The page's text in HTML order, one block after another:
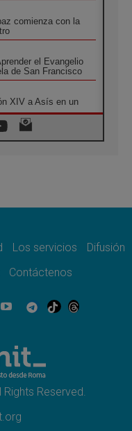
comienza con la
el Evangelio
de San Francisco
XIV a Asís en un
jóvenes al Papa:
por la Paz"
cristianos quieren
XIV será una buena
del Evangelio
Los servicios
Difusión
Contáctenos
Reserved.